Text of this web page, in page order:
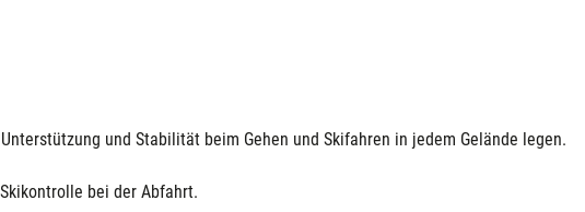
und Stabilität beim Gehen und Skifahren in jedem Gelände legen.
bei der Abfahrt.